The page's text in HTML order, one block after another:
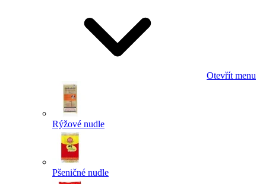
Otevřít menu
Rýžové nudle
Pšeničné nudle